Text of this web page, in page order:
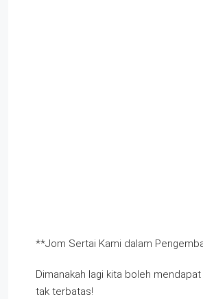
**Jom Sertai Kami dalam
Dimanakah lagi kita boleh
tak terbatas!